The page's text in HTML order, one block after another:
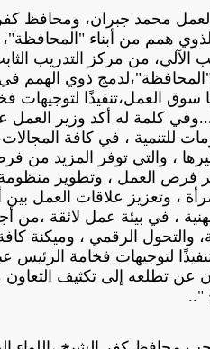
الآلي، من مركز التدريب
ذوي الهمم
سوق العمل،تنفيذًا
كلمة له أكد وزير العمل
للتنمية ، في كافة
، والتي توفر المزيد
فرص العمل ، وتطوير منظومة
، وتعزيز علاقات العمل
، في بيئة عمل لائقة ،من
والتحول الرقمي ،
لتوجيهات فخامة
عن تطلعه إلى تكثيف
"..